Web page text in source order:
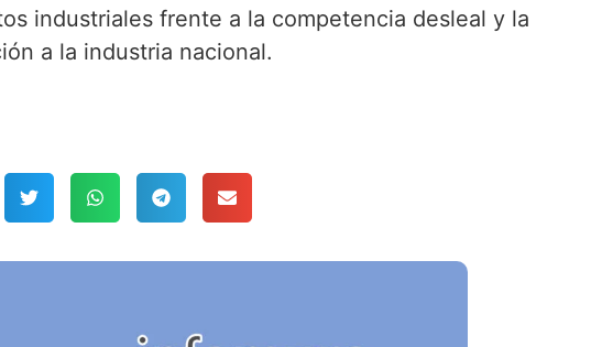
industriales frente a la competencia desleal y la
a la industria nacional.